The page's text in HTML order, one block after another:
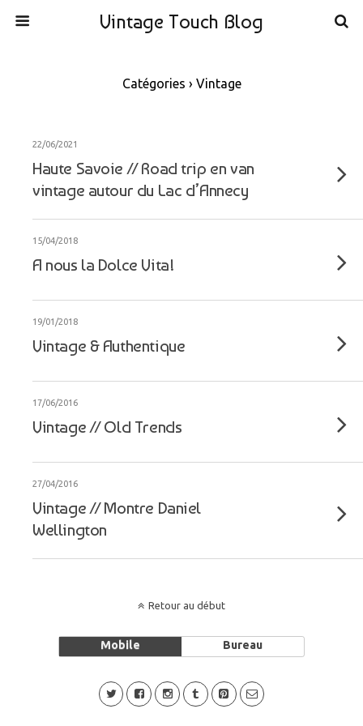
Vintage Touch Blog
Catégories › Vintage
22/06/2021
Haute Savoie // Road trip en van
vintage autour du Lac d’Annecy
15/04/2018
A nous la Dolce Vita!
19/01/2018
Vintage & Authentique
17/06/2016
Vintage // Old Trends
27/04/2016
Vintage // Montre Daniel
Wellington
Retour au début
Mobile Bureau